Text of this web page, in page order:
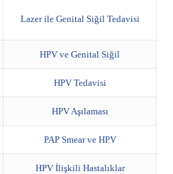
Lazer ile Genital Siğil Tedavisi
HPV ve Genital Siğil
HPV Tedavisi
HPV Aşılaması
PAP Smear ve HPV
HPV İlişkili Hastalıklar